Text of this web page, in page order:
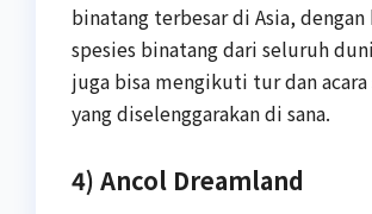
binatang terbesar di Asia, dengan
spesies binatang dari seluruh
juga bisa mengikuti tur dan acara
yang diselenggarakan di sana.
4) Ancol Dreamland